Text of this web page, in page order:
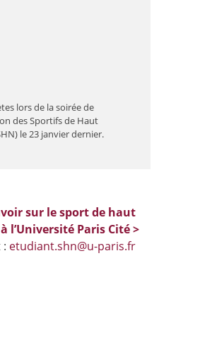
lors de la soirée de
des Sportifs de Haut
le 23 janvier dernier.
sur le sport de haut
l’Université Paris Cité >
etudiant.shn@u-paris.fr